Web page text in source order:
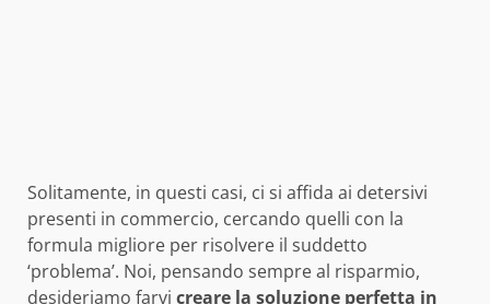
Solitamente, in questi casi, ci si affida ai detersivi
presenti in commercio, cercando quelli con la
formula migliore per risolvere il suddetto
‘problema’. Noi, pensando sempre al risparmio,
desideriamo farvi creare la soluzione perfetta in